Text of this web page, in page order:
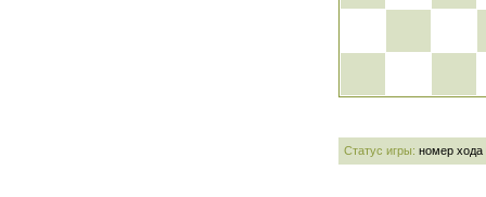
Статус игры: номер хода